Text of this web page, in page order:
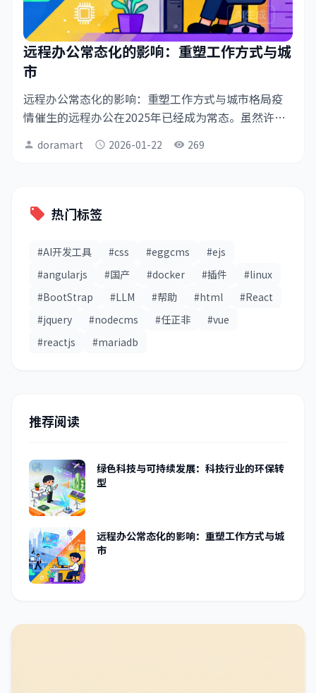
远程办公常态化的影响：重塑工作方式与城
市
远程办公常态化的影响：重塑工作方式与城市格局疫
情催生的远程办公在2025年已经成为常态。虽然许多
公司要求员工返回办公室，但混合办公模式被广泛接
受。这一变化不仅改变了工作方式，也在重塑城市格
person doramart schedule 2026-01-22 visibility 269
local_offer 热门标签
#AI开发工具 #css #eggcms
#ejs
#angularjs
#国产 #docker #插件
#linux
#BootStrap
#LLM #帮助 #html
#React
#jquery
#nodecms #任正非
#vue
#reactjs
#mariadb
推荐阅读
绿色科技与可持续发展：科技行业的环保转
型
远程办公常态化的影响：重塑工作方式与城
市